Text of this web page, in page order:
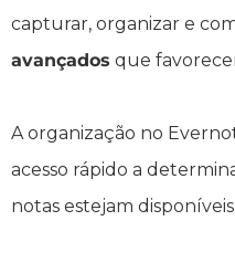
capturar, organizar e
avançados que
A organização no
acesso rápido a
notas estejam